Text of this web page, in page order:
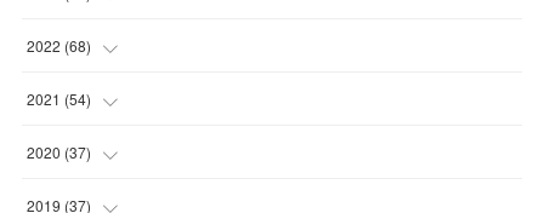
(8
(16
(1
(1
(10
(4
(5
(2
(3
2022 (68)
(4
(6
(3
2021 (54)
(5
(4
2020 (37)
(6
2019 (37)